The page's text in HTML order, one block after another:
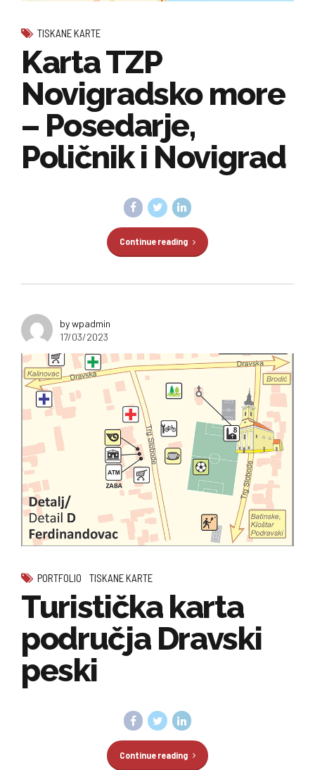
TISKANE KARTE
Karta TZP
Novigradsko more
– Posedarje,
Poličnik i Novigrad
Continue reading
by wpadmin
17/03/2023
PORTFOLIO TISKANE KARTE
Turistička karta
područja Dravski
peski
Continue reading